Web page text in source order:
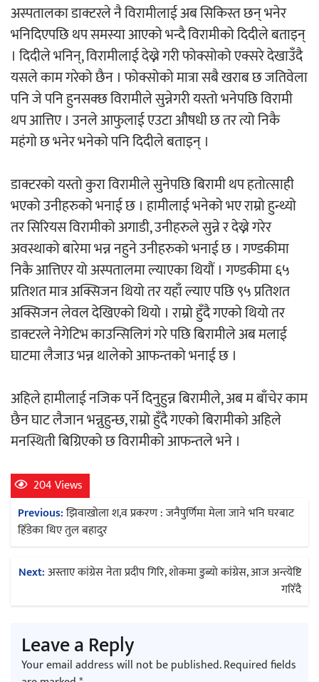
चलचित्र ‘माया भनेकै यस्तो होला’को शीर्ष गीत
सार्वजनिक
काठमाडौं युथ कन्क्लेभ २०२६ भव्यताका साथ
सम्पन्न
गीति एल्बम ‘जागृति’ लोकार्पण
अस्पतालका डाक्टरले नै विरामीलाई अब सिकिस्त छन् भनेर
भनिदिएपछि थप समस्या आएको भन्दै विरामीको दिदीले बताइन्
। दिदीले भनिन्, विरामीलाई देख्ने गरी फोक्सोको एक्सरे देखाउँदै
यसले काम गरेको छैन । फोक्सोको मात्रा सबै खराब छ जतिवेला
पनि जे पनि हुनसक्छ विरामीले सुन्नेगरी यस्तो भनेपछि विरामी
थप आत्तिए । उनले आफुलाई एउटा औषधी छ तर त्यो निकै
महंगो छ भनेर भनेको पनि दिदीले बताइन् ।
डाक्टरको यस्तो कुरा विरामीले सुनेपछि बिरामी थप हतोत्साही
भएको उनीहरुको भनाई छ । हामीलाई भनेको भए राम्रो हुन्थ्यो
तर सिरियस विरामीको अगाडी, उनीहरुले सुन्ने र देख्ने गरेर
अवस्थाको बारेमा भन्न नहुने उनीहरुको भनाई छ । गण्डकीमा
निकै आत्तिएर यो अस्पतालमा ल्याएका थियौं । गण्डकीमा ६५
प्रतिशत मात्र अक्सिजन थियो तर यहाँ ल्याए पछि ९५ प्रतिशत
अक्सिजन लेवल देखिएको थियो । राम्रो हुँदै गएको थियो तर
डाक्टरले नेगेटिभ काउन्सिलिगं गरे पछि बिरामीले अब मलाई
घाटमा लैजाउ भन्न थालेको आफन्तको भनाई छ ।
अहिले हामीलाई नजिक पर्ने दिनुहुन्न बिरामीले, अब म बाँचेर काम
छैन घाट लैजान भन्नुहुन्छ, राम्रो हुँदै गएको बिरामीको अहिले
मनस्थिती बिग्रिएको छ विरामीको आफन्तले भने ।
204 Views
Post
navigation
Previous:झिवाखोला श,व प्रकरण : जनैपुर्णिमा मेला जाने भनि घरबाट
हिँडेका थिए तुल बहादुर
Next:अस्ताए कांग्रेस नेता प्रदीप गिरि, शोकमा डुब्यो कांग्रेस, आज अन्त्येष्टि
गरिँदै
Leave a Reply
Your email address will not be published.Required fields